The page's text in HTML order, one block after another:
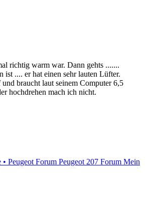
richtig warm war. Dann gehts .......
ist .... er hat einen sehr lauten Lüfter.
braucht laut seinem Computer 6,5
hochdrehen mach ich nicht.
• Peugeot Forum Peugeot 207 Forum Mein